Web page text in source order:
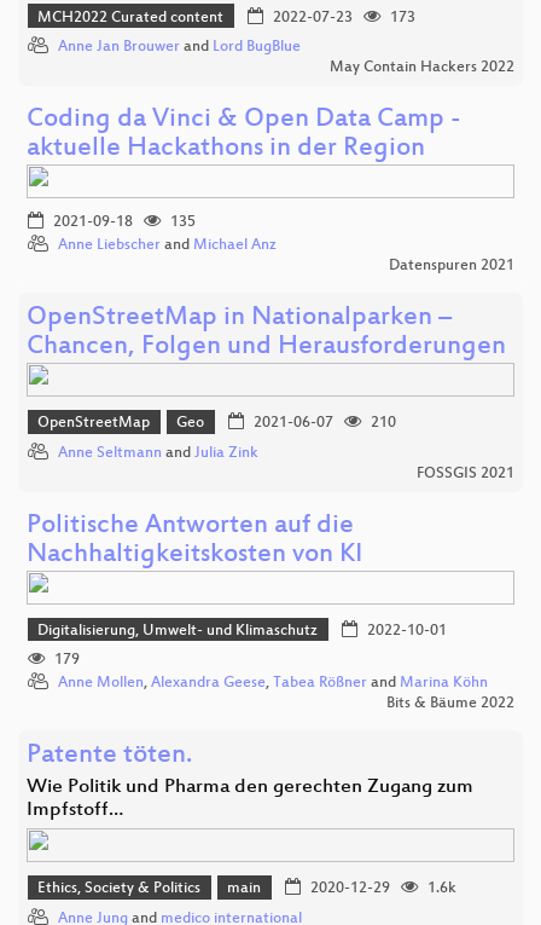
MCH2022 Curated content 2022-07-23
173
Anne Jan Brouwer and Lord BugBlue
May Contain Hackers 2022
Coding da Vinci & Open Data Camp -
aktuelle Hackathons in der Region
2021-09-18
135
Anne Liebscher and Michael Anz
Datenspuren 2021
OpenStreetMap in Nationalparken –
Chancen, Folgen und Herausforderungen
OpenStreetMap Geo 2021-06-07
210
Anne Seltmann and Julia Zink
FOSSGIS 2021
Politische Antworten auf die
Nachhaltigkeitskosten von KI
Digitalisierung, Umwelt- und Klimaschutz
2022-10-01
179
Anne Mollen, Alexandra Geese, Tabea Rößner and Marina Köhn
Bits & Bäume 2022
Patente töten.
Wie Politik und Pharma den gerechten Zugang zum
Impfstoff…
Ethics, Society & Politics main 2020-12-29
1.6k
Anne Jung and medico international